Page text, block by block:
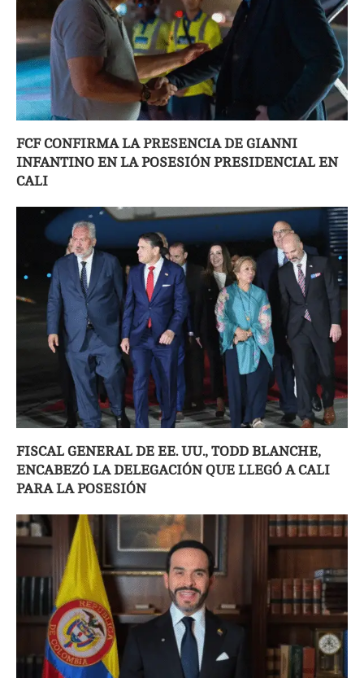
FCF CONFIRMA LA PRESENCIA DE GIANNI
INFANTINO EN LA POSESIÓN PRESIDENCIAL EN
CALI
FISCAL GENERAL DE EE. UU., TODD BLANCHE,
ENCABEZÓ LA DELEGACIÓN QUE LLEGÓ A CALI
PARA LA POSESIÓN